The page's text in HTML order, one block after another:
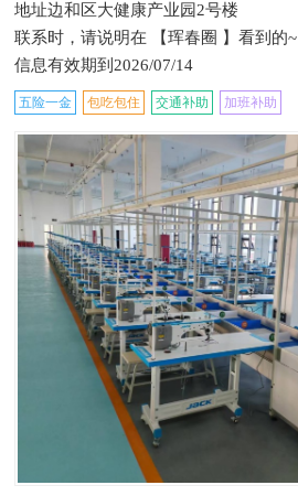
地址边和区大健康产业园2号楼
联系时，请说明在 【珲春圈 】看到的~
信息有效期到2026/07/14
五险一金 包吃包住 交通补助 加班补助